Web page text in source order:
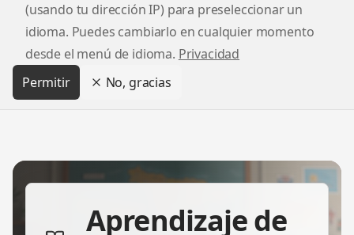
(usando tu dirección IP) para preseleccionar un
idioma. Puedes cambiarlo en cualquier momento
desde el menú de idioma. Privacidad
Permitir
No, gracias
Aprendizaje de